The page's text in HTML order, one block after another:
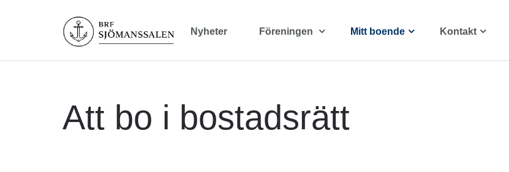
Nyheter Föreningen Mitt boende Kontakt
Att bo i bostadsrätt